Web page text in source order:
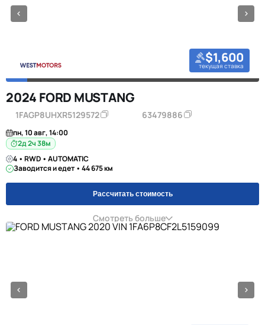
$1,600
текущая ставка
2024 FORD MUSTANG
1FAGP8UHXR5129572 63479886
пн, 10 авг, 14:00
2д 2ч 38м
4 • RWD • AUTOMATIC
Заводится и едет • 44 675 км
Рассчитать стоимость
Смотреть больше